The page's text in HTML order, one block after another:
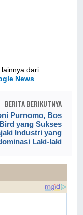
dari
News
BERITA BERIKUTNYA
Purnomo, Bos
yang Sukses
Industri yang
Laki-laki